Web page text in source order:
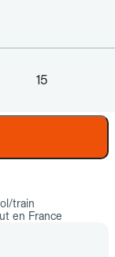
15
train
en France